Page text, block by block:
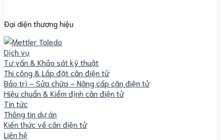
Đại diện thương hiệu
Dịch vụ
Tư vấn & Khảo sát kỹ thuật
Thi công & Lắp đặt cân điện tử
Bảo trì – Sửa chữa – Nâng cấp cân điện tử
Hiệu chuẩn & Kiểm định cân điện tử
Tin tức
Thông tin dự án
Kiến thức về cân điện tử
Liên hệ